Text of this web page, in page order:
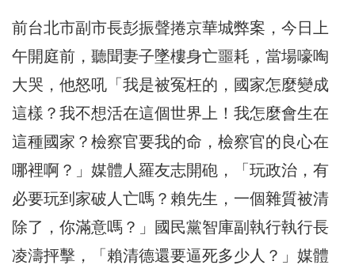
前台北市副市長彭振聲捲京華城弊案，今日上
午開庭前，聽聞妻子墜樓身亡噩耗，當場嚎啕
大哭，他怒吼「我是被冤枉的，國家怎麼變成
這樣？我不想活在這個世界上！我怎麼會生在
這種國家？檢察官要我的命，檢察官的良心在
哪裡啊？」媒體人羅友志開砲，「玩政治，有
必要玩到家破人亡嗎？賴先生，一個雜質被清
除了，你滿意嗎？」國民黨智庫副執行執行長
凌濤抨擊，「賴清德還要逼死多少人？」媒體